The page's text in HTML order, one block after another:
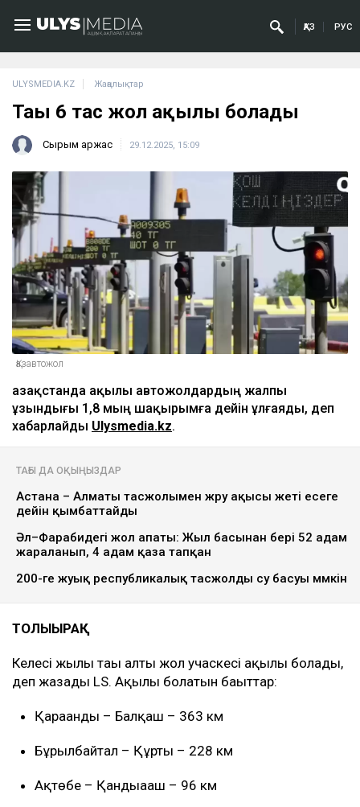
ҚАЗ РУС
ULYSMEDIA.KZ Жаңалықтар
Тағы 6 тас жол ақылы болады
Сырым Қаржас 29.12.2025, 15:09
Қазавтожол
Қазақстанда ақылы автожолдардың жалпы
ұзындығы 1,8 мың шақырымға дейін ұлғаяды, деп
хабарлайды Ulysmedia.kz.
ТАҒЫ ДА ОҚЫҢЫЗДАР
Астана – Алматы тасжолымен жүру ақысы жеті есеге
дейін қымбаттайды
Әл–Фарабидегі жол апаты: Жыл басынан бері 52 адам
жараланып, 4 адам қаза тапқан
200-ге жуық республикалық тасжолды су басуы мүмкін
ТОЛЫҒЫРАҚ
Келесі жылы тағы алты жол учаскесі ақылы болады,
деп жазады LS. Ақылы болатын бағыттар:
Қарағанды – Балқаш – 363 км
Бұрылбайтал – Құрты – 228 км
Ақтөбе – Қандыағаш – 96 км